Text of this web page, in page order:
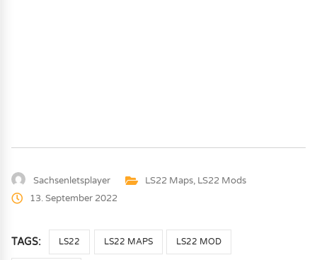
Sachsenletsplayer LS22 Maps, LS22 Mods
13. September 2022
TAGS: LS22 LS22 MAPS LS22 MOD